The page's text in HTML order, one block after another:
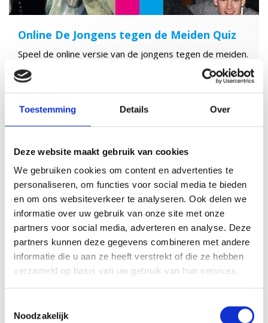
Toestemming Details Over
Deze website maakt gebruik van cookies
We gebruiken cookies om content en advertenties te
personaliseren, om functies voor social media te bieden
en om ons websiteverkeer te analyseren. Ook delen we
informatie over uw gebruik van onze site met onze
partners voor social media, adverteren en analyse. Deze
partners kunnen deze gegevens combineren met andere
informatie die u aan ze heeft verstrekt of die ze hebben
verzameld op basis van uw gebruik van hun services.
Noodzakelijk
Online De Jongens tegen de Meiden Quiz
Speel de online versie van de jongens tegen de meiden.
Welk team wint?
Vanaf8 pers Duur1 uur
10,00
Lees verder
Vorige 1 … 3 4 5 6 7 8 9 10
12
… 35 Volgende